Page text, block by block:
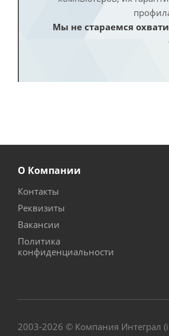
Мы не стараемся
О Компании
Контакты
Реквизиты
Вакансии
Политика
конфиденциальности
2003-2026 © Компания Интеграл